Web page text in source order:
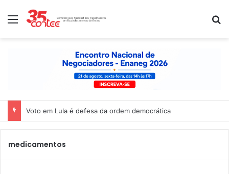
Menu
Voto em Lula é defesa da ordem democrática
medicamentos